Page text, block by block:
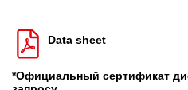
Data sheet
*Официальный сертификат